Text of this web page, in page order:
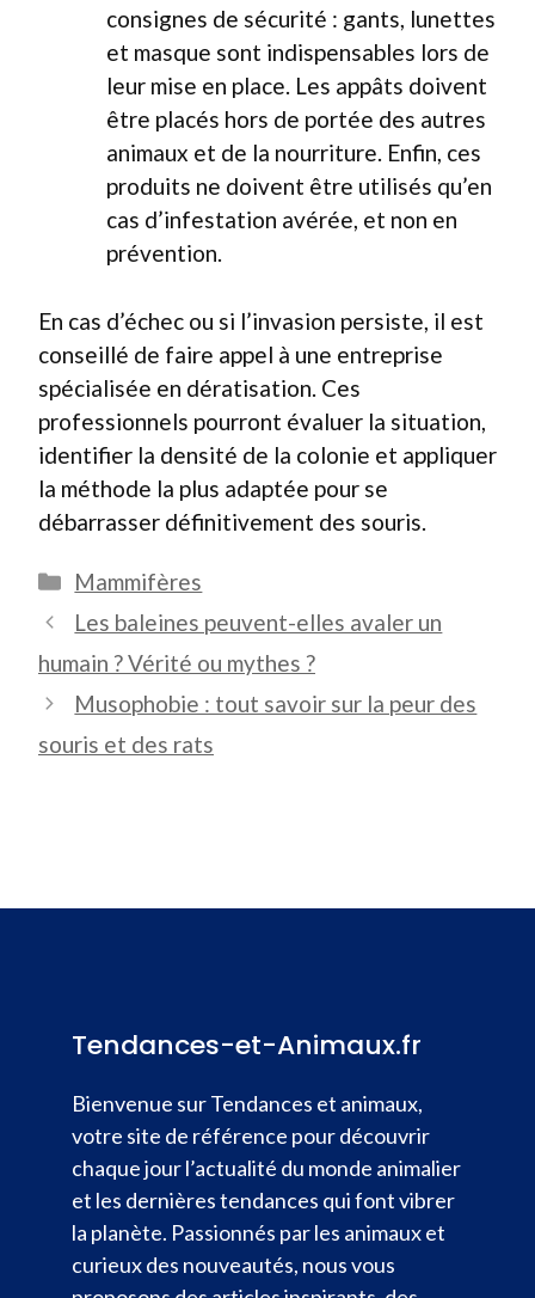
consignes de sécurité : gants, lunettes
et masque sont indispensables lors de
leur mise en place. Les appâts doivent
être placés hors de portée des autres
animaux et de la nourriture. Enfin, ces
produits ne doivent être utilisés qu’en
cas d’infestation avérée, et non en
prévention.
En cas d’échec ou si l’invasion persiste, il est
conseillé de faire appel à une entreprise
spécialisée en dératisation. Ces
professionnels pourront évaluer la situation,
identifier la densité de la colonie et appliquer
la méthode la plus adaptée pour se
débarrasser définitivement des souris.
Catégories
Mammifères
Les baleines peuvent-elles avaler un
humain ? Vérité ou mythes ?
Musophobie : tout savoir sur la peur des
souris et des rats
Tendances-et-Animaux.fr
Bienvenue sur Tendances et animaux,
votre site de référence pour découvrir
chaque jour l’actualité du monde animalier
et les dernières tendances qui font vibrer
la planète. Passionnés par les animaux et
curieux des nouveautés, nous vous